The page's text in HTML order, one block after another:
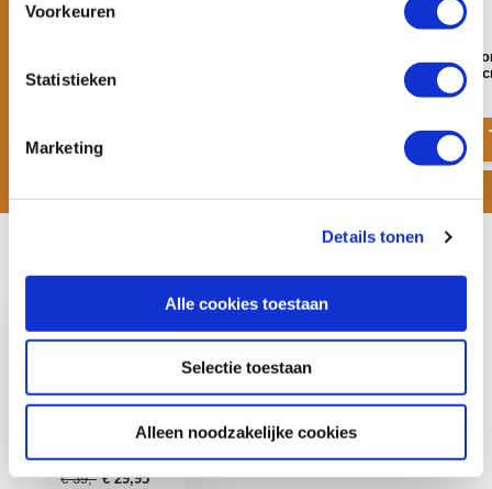
Voorkeuren
Statistieken
Marketing
Details tonen
Alle cookies toestaan
Selectie toestaan
Alleen noodzakelijke cookies
€ 59,-
Sup peddel 50%
verstelbaar | 180-220
Recent bekeken
Sup peddel
verstelbaar | 165-208
cm
€ 39,- € 29,95